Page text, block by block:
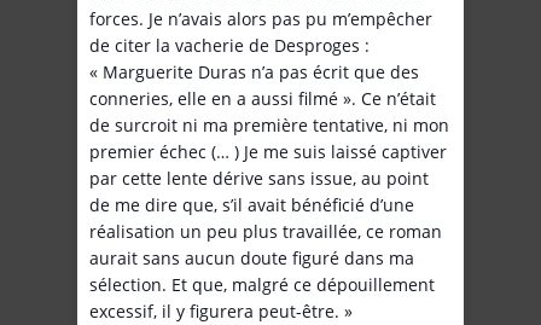
forces. Je n’avais alors pas pu m’empêcher
de citer la vacherie de Desproges :
« Marguerite Duras n’a pas écrit que des
conneries, elle en a aussi filmé ». Ce n’était
de surcroit ni ma première tentative, ni mon
premier échec (… ) Je me suis laissé captiver
par cette lente dérive sans issue, au point
de me dire que, s’il avait bénéficié d’une
réalisation un peu plus travaillée, ce roman
aurait sans aucun doute figuré dans ma
sélection. Et que, malgré ce dépouillement
excessif, il y figurera peut-être. »